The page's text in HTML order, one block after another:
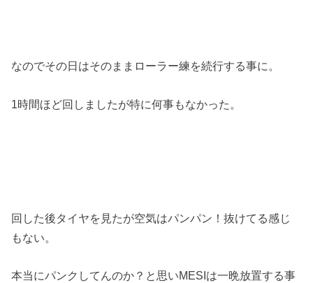
なのでその日はそのままローラー練を続行する事に。
1時間ほど回しましたが特に何事もなかった。
回した後タイヤを見たが空気はパンパン！抜けてる感じ
もない。
本当にパンクしてんのか？と思いMESIは一晩放置する事